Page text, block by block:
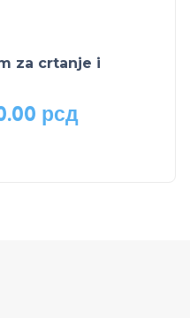
za crtanje i
рсд